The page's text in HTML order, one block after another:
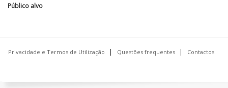
Público alvo
Privacidade e Termos de Utilização Questões frequentes Contactos